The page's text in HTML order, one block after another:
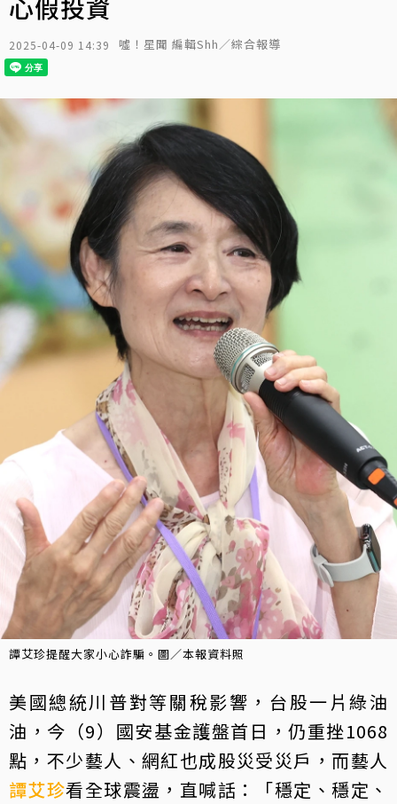
心假投資
2025-04-09 14:39 噓！星聞 編輯Shh／綜合報導
譚艾珍提醒大家小心詐騙。圖／本報資料照
美國總統川普對等關稅影響，台股一片綠油
油，今（9）國安基金護盤首日，仍重挫1068
點，不少藝人、網紅也成股災受災戶，而藝人
譚艾珍看全球震盪，直喊話：「穩定、穩定、